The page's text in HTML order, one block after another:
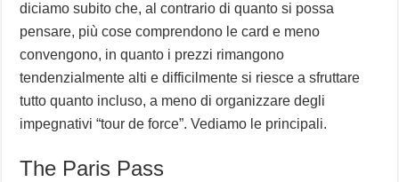
diciamo subito che, al contrario di quanto si possa
pensare, più cose comprendono le card e meno
convengono, in quanto i prezzi rimangono
tendenzialmente alti e difficilmente si riesce a sfruttare
tutto quanto incluso, a meno di organizzare degli
impegnativi “tour de force”. Vediamo le principali.
The Paris Pass